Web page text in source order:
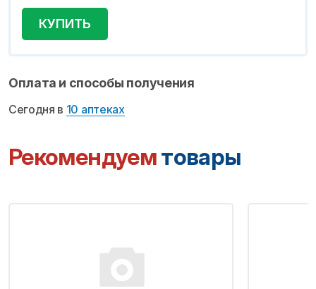
КУПИТЬ
Оплата и способы получения
Сегодня в 10 аптеках
Рекомендуемтовары